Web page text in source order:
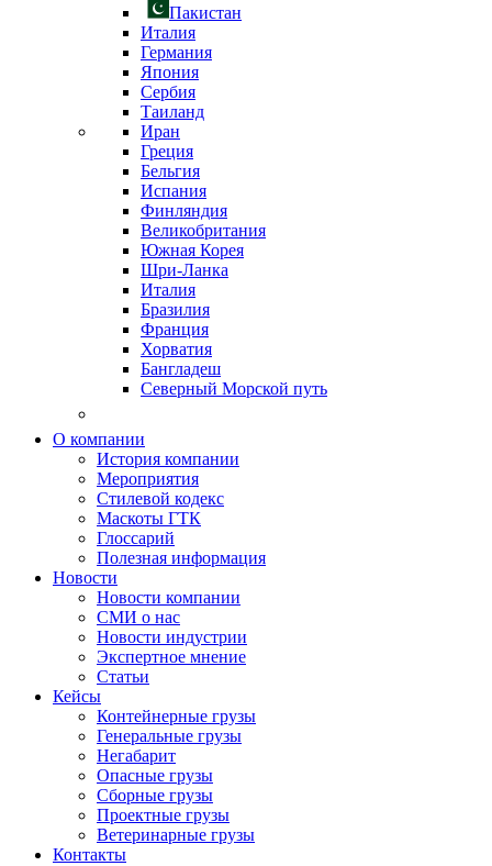
Пакистан
Италия
Германия
Япония
Сербия
Таиланд
Иран
Греция
Бельгия
Испания
Финляндия
Великобритания
Южная Корея
Шри-Ланка
Италия
Бразилия
Франция
Хорватия
Бангладеш
Северный Морской путь
О компании
История компании
Мероприятия
Стилевой кодекс
Маскоты ГТК
Глоссарий
Полезная информация
Новости
Новости компании
СМИ о нас
Новости индустрии
Экспертное мнение
Статьи
Кейсы
Контейнерные грузы
Генеральные грузы
Негабарит
Опасные грузы
Сборные грузы
Проектные грузы
Ветеринарные грузы
Контакты